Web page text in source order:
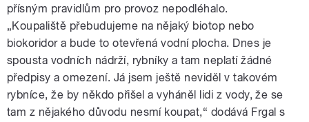
přísným pravidlům pro provoz nepodléhalo.
„Koupaliště přebudujeme na nějaký biotop nebo
biokoridor a bude to otevřená vodní plocha. Dnes je
spousta vodních nádrží, rybníky a tam neplatí žádné
předpisy a omezení. Já jsem ještě neviděl v takovém
rybníce, že by někdo přišel a vyháněl lidi z vody, že se
tam z nějakého důvodu nesmí koupat,“ dodává Frgal s